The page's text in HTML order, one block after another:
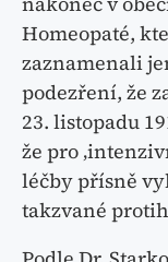
Homeopaté,
zaznamenali
podezření, že
23. listopadu
že pro
léčby přísně
takzvané